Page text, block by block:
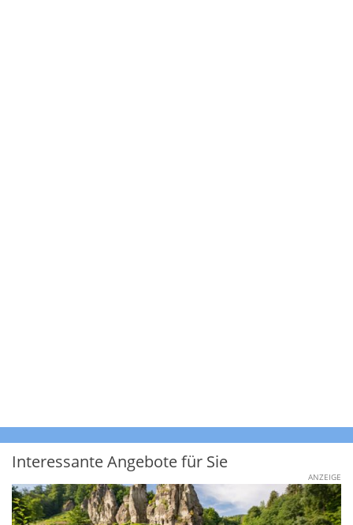
Interessante Angebote für Sie
ANZEIGE